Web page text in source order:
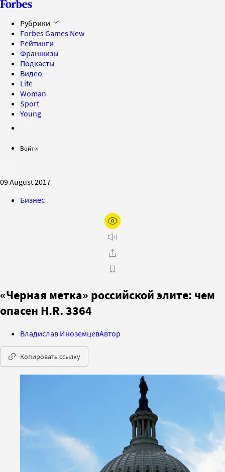
Рубрики
Forbes Games New
Рейтинги
Франшизы
Подкасты
Видео
Life
Woman
Sport
Young
Войти
09 August 2017
Бизнес
«Черная метка» российской элите: чем
опасен H.R. 3364
Владислав ИноземцевАвтор
Копировать ссылку